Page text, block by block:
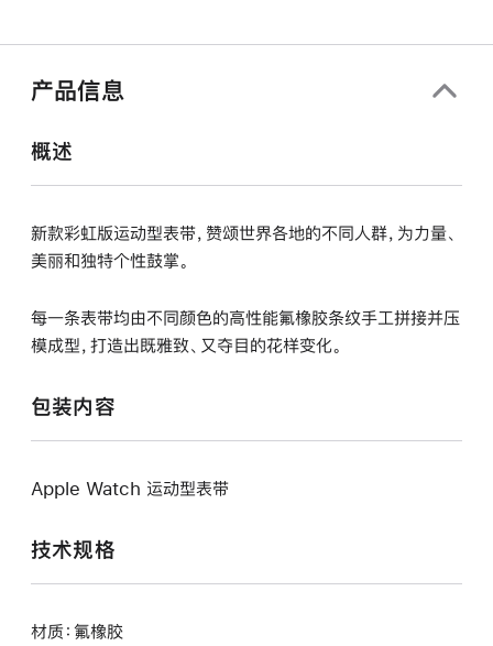
中
产品信息
概述
新款彩虹版运动型表带，赞颂世界各地的不同人群，为力量、
美丽和独特个性鼓掌。
每一条表带均由不同颜色的高性能氟橡胶条纹手工拼接并压
模成型，打造出既雅致、又夺目的花样变化。
包装内容
Apple Watch 运动型表带
技术规格
材质：氟橡胶